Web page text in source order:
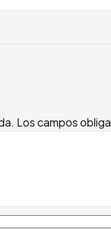
Los campos